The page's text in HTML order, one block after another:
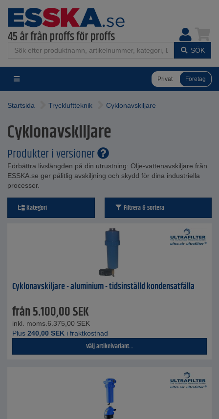
SÖK
Privat Företag
Startsida Tryckluftteknik Cyklonavskiljare
Cyklonavskiljare
Produkter i versioner
Förbättra livslängden på din utrustning: Olje-vattenavskiljare från
ESSKA.se ger pålitlig avskiljning och skydd för dina industriella
processer.
Kategori Filtrera & sortera
Cyklonavskiljare - aluminium - tidsinställd kondensatfälla
från5.100,00SEK
inkl. moms. 6.375,00 SEK
Plus 240,00 SEK i fraktkostnad
Välj artikelvariant...